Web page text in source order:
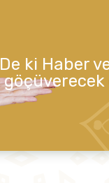
De ki Haber